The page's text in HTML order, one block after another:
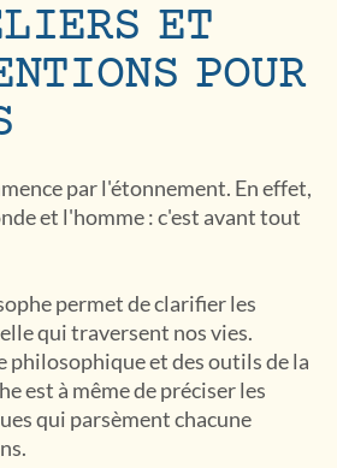
ET
POUR
par l'étonnement. En effet,
et l'homme : c'est avant tout
permet de clarifier les
qui traversent nos vies.
philosophique et des outils de la
est à même de préciser les
qui parsèment chacune